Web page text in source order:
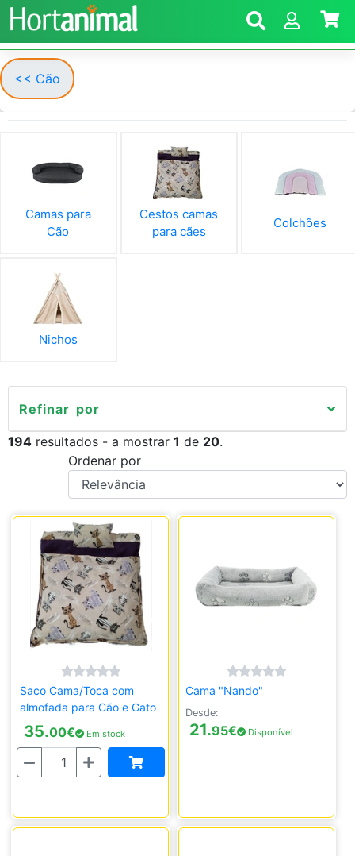
<< Cão
Camas para
Cão
Cestos camas
para cães
Colchões
Nichos
Refinar por
194 resultados - a mostrar 1 de 20.
Ordenar por
Saco Cama/Toca com
almofada para Cão e Gato
35.00€ Em stock
Quantidade
Cama "Nando"
Desde:
21.95€ Disponível